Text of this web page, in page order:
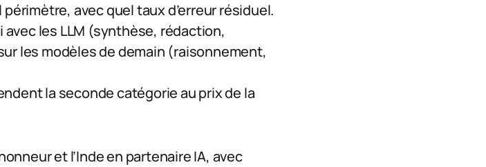
avec quel taux d’erreur résiduel.
les LLM (synthèse, rédaction,
les modèles de demain (raisonnement,
la seconde catégorie au prix de la
et l’Inde en partenaire IA, avec